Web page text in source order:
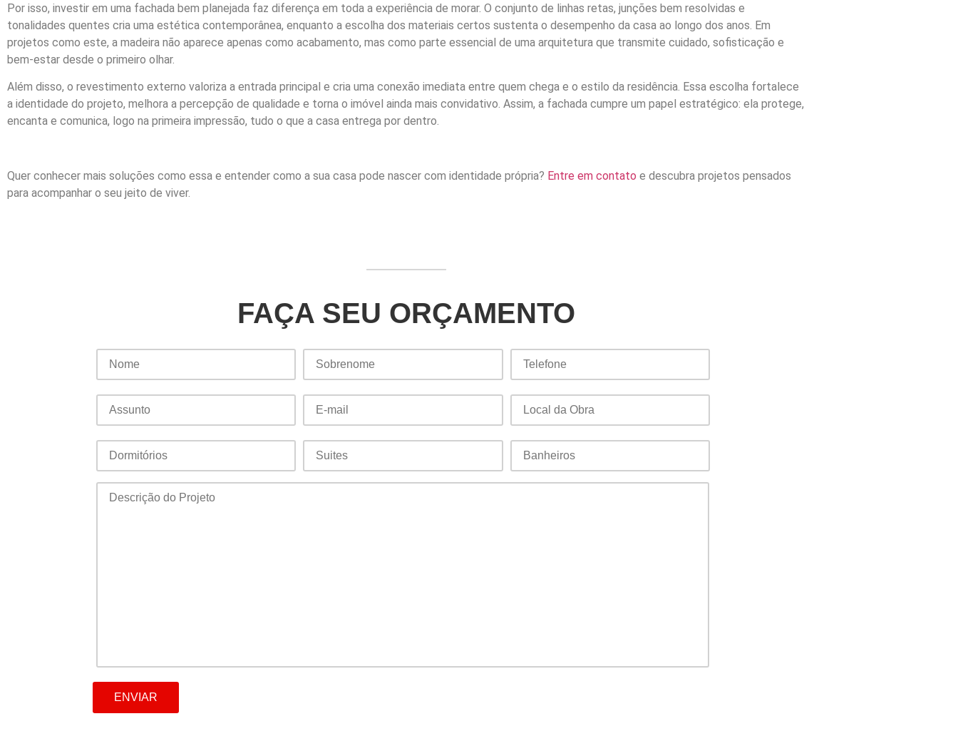
Por isso, investir em uma fachada bem planejada faz diferença em toda a experiência de morar. O conjunto de linhas retas, junções bem resolvidas e
tonalidades quentes cria uma estética contemporânea, enquanto a escolha dos materiais certos sustenta o desempenho da casa ao longo dos anos. Em
projetos como este, a madeira não aparece apenas como acabamento, mas como parte essencial de uma arquitetura que transmite cuidado, sofisticação e
bem-estar desde o primeiro olhar.
Além disso, o revestimento externo valoriza a entrada principal e cria uma conexão imediata entre quem chega e o estilo da residência. Essa escolha fortalece
a identidade do projeto, melhora a percepção de qualidade e torna o imóvel ainda mais convidativo. Assim, a fachada cumpre um papel estratégico: ela protege,
encanta e comunica, logo na primeira impressão, tudo o que a casa entrega por dentro.
Quer conhecer mais soluções como essa e entender como a sua casa pode nascer com identidade própria? Entre em contato e descubra projetos pensados
para acompanhar o seu jeito de viver.
FAÇA SEU ORÇAMENTO